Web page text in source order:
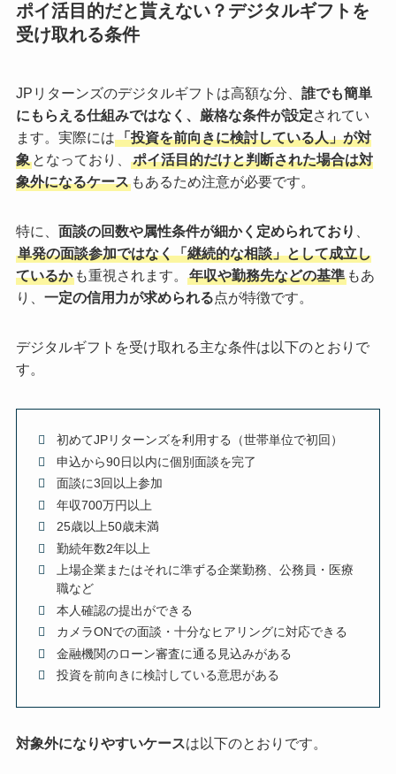
ポイ活目的だと貰えない？デジタルギフトを
受け取れる条件
JPリターンズのデジタルギフトは高額な分、 誰でも簡単
にもらえる仕組みではなく、厳格な条件が設定されてい
ます。実際には「投資を前向きに検討している人」が対
象となっており、
ポイ活目的だけと判断された場合は対
象外になるケースもあるため注意が必要です。
特に、 面談の回数や属性条件が細かく定められており
単発の面談参加ではなく「継続的な相談」として成立し
ているかも重視されます。 年収や勤務先などの基準もあ
り、 一定の信用力が求められる点が特徴です。
デジタルギフトを受け取れる主な条件は以下のとおりで
す。
初めてJPリターンズを利用する（世帯単位で初回）
申込から90日以内に個別面談を完了
面談に3回以上参加
年収700万円以上
25歳以上50歳未満
勤続年数2年以上
上場企業またはそれに準ずる企業勤務、公務員・医療
職など
本人確認の提出ができる
カメラONでの面談・十分なヒアリングに対応できる
金融機関のローン審査に通る見込みがある
投資を前向きに検討している意思がある
対象外になりやすいケースは以下のとおりです。